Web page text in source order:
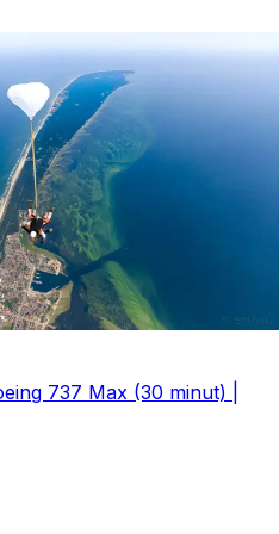
737 Max (30 minut) |